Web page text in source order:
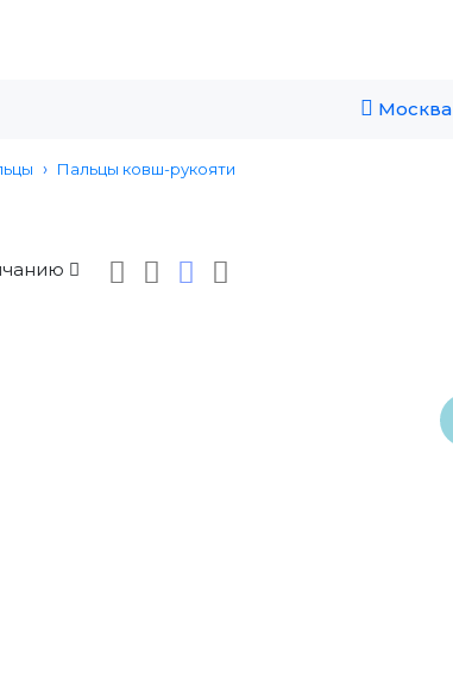
Москва
Пальцы ковш-рукояти